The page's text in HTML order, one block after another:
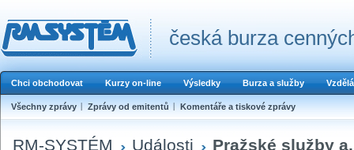
česká burza
Chci obchodovat Kurzy on-line Výsledky Burza a služby
Všechny zprávy Zprávy od emitentů Komentáře a tiskové zprávy
RM-SYSTÉM Události
Pražské služby